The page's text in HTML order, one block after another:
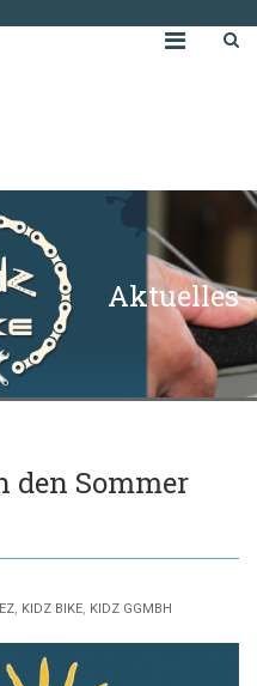
Aktuelles
den Sommer
, KIDZ BIKE, KIDZ GGMBH